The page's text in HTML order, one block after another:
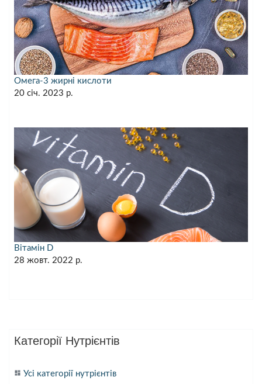
Омега-3 жирні кислоти
20 січ. 2023 р.
Вітамін D
28 жовт. 2022 р.
Категорії Нутрієнтів
dashboard Усі категорії нутрієнтів